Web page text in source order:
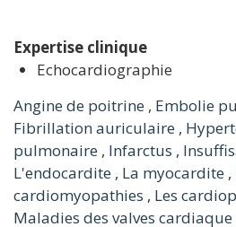
Expertise clinique
Echocardiographie
Angine de poitrine , Embolie
Fibrillation auriculaire ,
pulmonaire , Infarctus ,
L'endocardite , La myocardite ,
cardiomyopathies , Les
Maladies des valves cardiaque